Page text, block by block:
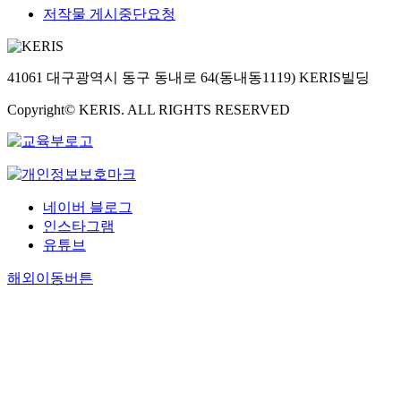
저작물 게시중단요청
41061 대구광역시 동구 동내로 64(동내동1119) KERIS빌딩
Copyright© KERIS. ALL RIGHTS RESERVED
네이버 블로그
인스타그램
유튜브
해외이동버튼